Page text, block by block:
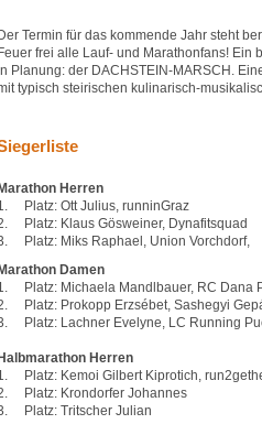
Der Termin für das kommende Jahr steht
Feuer frei alle Lauf- und Marathonfans!
Planung: der DACHSTEIN-MARSCH.
typisch steirischen kulinarisch-
Marathon Herren
Platz: Ott Julius, runninGraz
Platz: Klaus Gösweiner, Dynafitsquad
Platz: Miks Raphael, Union Vorchdorf,
Marathon Damen
Platz: Michaela Mandlbauer, RC Dana
Platz: Prokopp Erzsébet, Sashegyi
Platz: Lachner Evelyne, LC Running
Halbmarathon Herren
Platz: Kemoi Gilbert Kiprotich,
Platz: Krondorfer Johannes
Platz: Tritscher Julian